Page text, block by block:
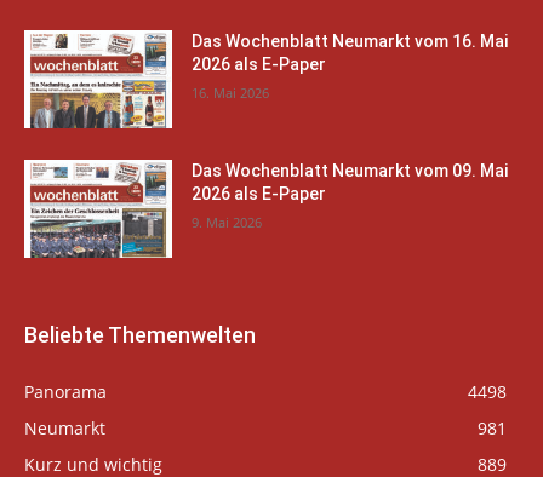
Das Wochenblatt Neumarkt vom 16. Mai
2026 als E-Paper
16. Mai 2026
Das Wochenblatt Neumarkt vom 09. Mai
2026 als E-Paper
9. Mai 2026
Beliebte Themenwelten
Panorama
4498
Neumarkt
981
Kurz und wichtig
889